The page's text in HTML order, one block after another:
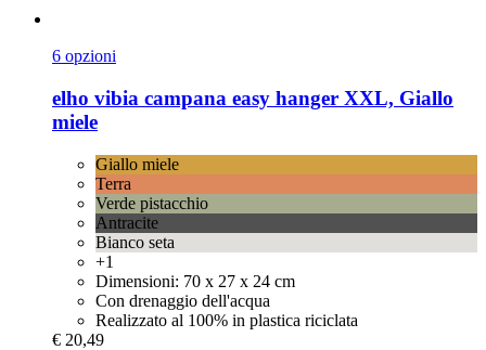
6 opzioni
elho vibia campana easy hanger XXL, Giallo
miele
Giallo miele
Terra
Verde pistacchio
Antracite
Bianco seta
+1
Dimensioni: 70 x 27 x 24 cm
Con drenaggio dell'acqua
Realizzato al 100% in plastica riciclata
€ 20,49